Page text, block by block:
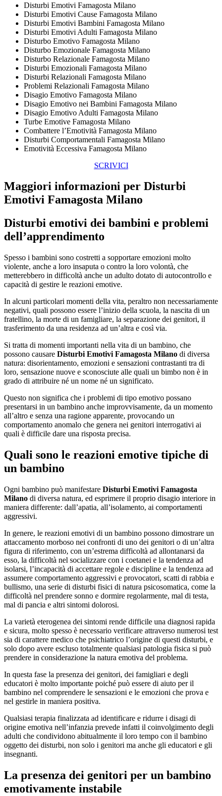
Disturbi Emotivi Famagosta Milano
Disturbi Emotivi Cause Famagosta Milano
Disturbi Emotivi Bambini Famagosta Milano
Disturbi Emotivi Adulti Famagosta Milano
Disturbo Emotivo Famagosta Milano
Disturbo Emozionale Famagosta Milano
Disturbo Relazionale Famagosta Milano
Disturbi Emozionali Famagosta Milano
Disturbi Relazionali Famagosta Milano
Problemi Relazionali Famagosta Milano
Disagio Emotivo Famagosta Milano
Disagio Emotivo nei Bambini Famagosta Milano
Disagio Emotivo Adulti Famagosta Milano
Turbe Emotive Famagosta Milano
Combattere l’Emotività Famagosta Milano
Disturbi Comportamentali Famagosta Milano
Emotività Eccessiva Famagosta Milano
SCRIVICI
Maggiori informazioni per Disturbi
Emotivi Famagosta Milano
Disturbi emotivi dei bambini e problemi
dell’apprendimento
Spesso i bambini sono costretti a sopportare emozioni molto
violente, anche a loro insaputa o contro la loro volontà, che
metterebbero in difficoltà anche un adulto dotato di autocontrollo e
capacità di gestire le reazioni emotive.
In alcuni particolari momenti della vita, peraltro non necessariamente
negativi, quali possono essere l’inizio della scuola, la nascita di un
fratellino, la morte di un famigliare, la separazione dei genitori, il
trasferimento da una residenza ad un’altra e così via.
Si tratta di momenti importanti nella vita di un bambino, che
possono causare Disturbi Emotivi Famagosta Milano di diversa
natura: disorientamento, emozioni e sensazioni contrastanti tra di
loro, sensazione nuove e sconosciute alle quali un bimbo non è in
grado di attribuire né un nome né un significato.
Questo non significa che i problemi di tipo emotivo possano
presentarsi in un bambino anche improvvisamente, da un momento
all’altro e senza una ragione apparente, provocando un
comportamento anomalo che genera nei genitori interrogativi ai
quali è difficile dare una risposta precisa.
Quali sono le reazioni emotive tipiche di
un bambino
Ogni bambino può manifestare Disturbi Emotivi Famagosta
Milano di diversa natura, ed esprimere il proprio disagio interiore in
maniera differente: dall’apatia, all’isolamento, ai comportamenti
aggressivi.
In genere, le reazioni emotivi di un bambino possono dimostrare un
attaccamento morboso nei confronti di uno dei genitori o di un’altra
figura di riferimento, con un’estrema difficoltà ad allontanarsi da
esso, la difficoltà nel socializzare con i coetanei e la tendenza ad
isolarsi, l’incapacità di accettare regole e discipline e la tendenza ad
assumere comportamento aggressivi e provocatori, scatti di rabbia e
bullismo, una serie di disturbi fisici di natura psicosomatica, come la
difficoltà nel prendere sonno e dormire regolarmente, mal di testa,
mal di pancia e altri sintomi dolorosi.
La varietà eterogenea dei sintomi rende difficile una diagnosi rapida
e sicura, molto spesso è necessario verificare attraverso numerosi test
sia di carattere medico che psichiatrico l’origine di questi disturbi, e
solo dopo avere escluso totalmente qualsiasi patologia fisica si può
prendere in considerazione la natura emotiva del problema.
In questa fase la presenza dei genitori, dei famigliari e degli
educatori è molto importante poiché può essere di aiuto per il
bambino nel comprendere le sensazioni e le emozioni che prova e
nel gestirle in maniera positiva.
Qualsiasi terapia finalizzata ad identificare e ridurre i disagi di
origine emotiva nell’infanzia prevede infatti il coinvolgimento degli
adulti che condividono abitualmente il loro tempo con il bambino
oggetto dei disturbi, non solo i genitori ma anche gli educatori e gli
insegnanti.
La presenza dei genitori per un bambino
emotivamente instabile